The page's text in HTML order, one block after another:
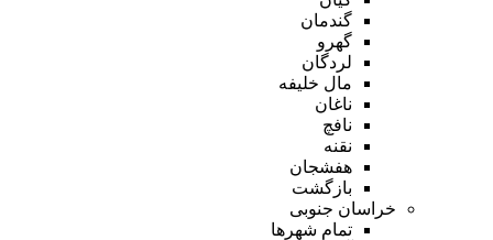
گندمان
گهرو
لردگان
مال خلیفه
ناغان
نافچ
نقنه
هفشجان
بازگشت
خراسان جنوبی
تمام شهر‌ها